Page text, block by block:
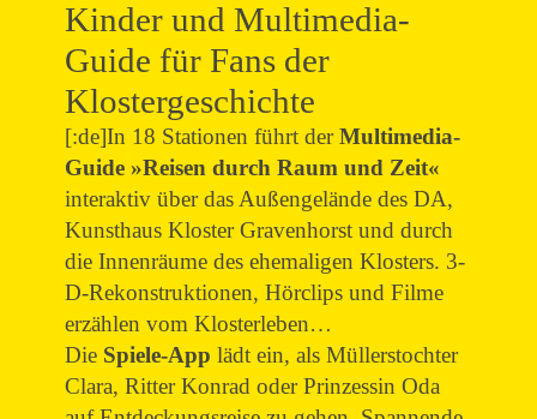
Kinder und Multimedia-
Guide für Fans der
Klostergeschichte
[:de]In 18 Stationen führt derMultimedia-
Guide »Reisen durch Raum und Zeit«
interaktiv über das Außengelände des DA,
Kunsthaus Kloster Gravenhorst und durch
die Innenräume des ehemaligen Klosters. 3-
D-Rekonstruktionen, Hörclips und Filme
erzählen vom Klosterleben…
Die Spiele-App lädt ein, als Müllerstochter
Clara, Ritter Konrad oder Prinzessin Oda